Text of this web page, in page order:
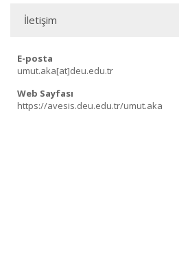
İletişim
E-posta
umut.aka[at]deu.edu.tr
Web Sayfası
https://avesis.deu.edu.tr/umut.aka